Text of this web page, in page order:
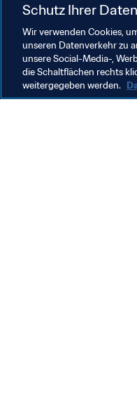
Schutz Ihrer Daten
Wir verwenden Cookies,
unseren Datenverkehr zu
unsere Social-Media-,
die Schaltflächen rechts
weitergegeben werden.